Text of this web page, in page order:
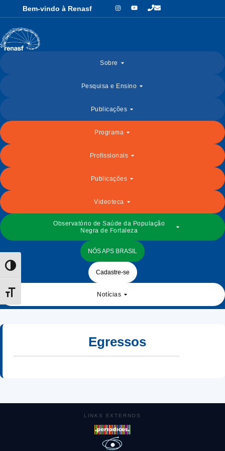
Toggle High Contrast
Toggle Font size
Bem-vindo à Renasf
Sobre
Pesquisa e Ensino
Publicações
Programa
Profissionais
Publicações
Videoteca
Observatório de Saúde da População
Negra de Fortaleza
NÓS APS BRASIL
Cadastre-se
Notícias
Egressos
LINKS EXTERNOS